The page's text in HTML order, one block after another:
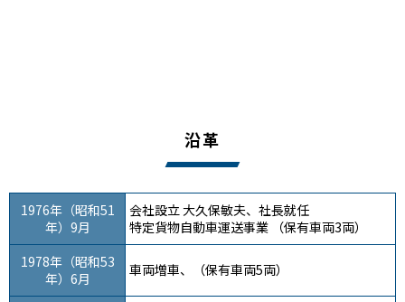
沿革
1976年（昭和51
年）9月
会社設立 大久保敏夫、社長就任
特定貨物自動車運送事業 （保有車両3両）
1978年（昭和53
年）6月
車両増車、（保有車両5両）